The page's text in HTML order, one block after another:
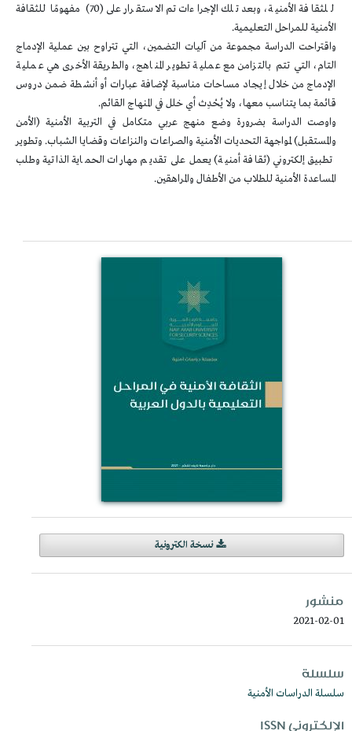
للثقافة الأمنية، وبعد تلك الإجراءات تم الاستقرار على (70) مفهومًا للثقافة
الأمنية للمراحل التعليمية.
واقتراحت الدراسة مجموعة من آليات التضمين، التي تتراوح بين عملية الإدماج
التام، التي تتم بالتزامن مع عملية تطوير المناهج، والطريقة الأخرى هي عملية
الإدماج من خلال إيجاد مساحات مناسبة لإضافة عبارات أو أنشطة ضمن دروس
قائمة بما يتناسب معها، ولا يُحْدِث أي خلل في المنهاج القائم.
واوصت الدراسة بضرورة وضع منهج عربي متكامل في التربية الأمنية (الأمن
والمستقبل) لمواجهة التحديات الأمنية والصراعات والنزاعات وقضايا الشباب. وتطوير
تطبيق إلكتروني (ثقافة أمنية) يعمل على تقديم مهارات الحماية الذاتية وطلب
المساعدة الأمنية للطلاب من الأطفال والمراهقين.
نسخة الكترونية
منشور
2021-02-01
سلسلة
سلسلة الدراسات الأمنية
الإلكتروني ISSN